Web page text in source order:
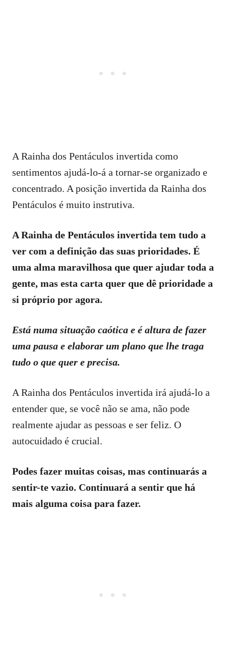
A Rainha dos Pentáculos invertida como
sentimentos ajudá-lo-á a tornar-se organizado e
concentrado. A posição invertida da Rainha dos
Pentáculos é muito instrutiva.
A Rainha de Pentáculos invertida tem tudo a
ver com a definição das suas prioridades. É
uma alma maravilhosa que quer ajudar toda a
gente, mas esta carta quer que dê prioridade a
si próprio por agora.
Está numa situação caótica e é altura de fazer
uma pausa e elaborar um plano que lhe traga
tudo o que quer e precisa.
A Rainha dos Pentáculos invertida irá ajudá-lo a
entender que, se você não se ama, não pode
realmente ajudar as pessoas e ser feliz. O
autocuidado é crucial.
Podes fazer muitas coisas, mas continuarás a
sentir-te vazio. Continuará a sentir que há
mais alguma coisa para fazer.